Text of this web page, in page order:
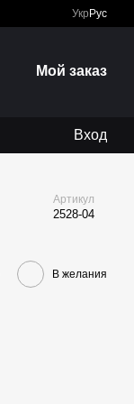
Укр Рус
Мой заказ
Вход
Артикул
2528-04
В желания